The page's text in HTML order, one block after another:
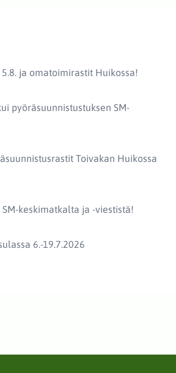
ja omatoimirastit Huikossa!
pyöräsuunnistustuksen SM-
Toivakan Huikossa
keskimatkalta ja -viestistä!
6.-19.7.2026